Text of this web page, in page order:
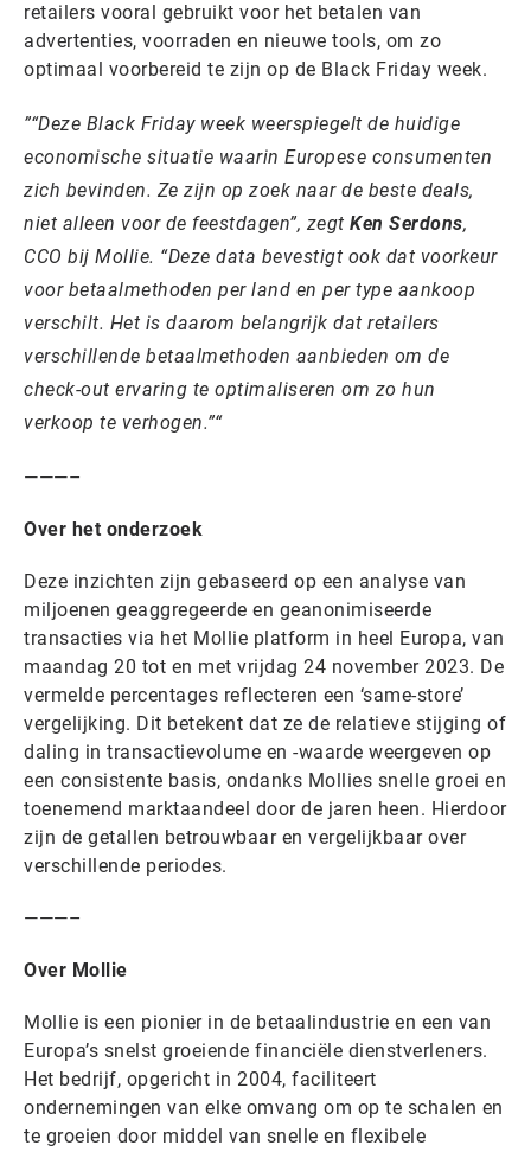
retailers vooral gebruikt voor het betalen van
advertenties, voorraden en nieuwe tools, om zo
optimaal voorbereid te zijn op de Black Friday week.
“Deze Black Friday week weerspiegelt de huidige
economische situatie waarin Europese consumenten
zich bevinden. Ze zijn op zoek naar de beste deals,
niet alleen voor de feestdagen”, zegt Ken Serdons,
CCO bij Mollie. “Deze data bevestigt ook dat voorkeur
voor betaalmethoden per land en per type aankoop
verschilt. Het is daarom belangrijk dat retailers
verschillende betaalmethoden aanbieden om de
check-out ervaring te optimaliseren om zo hun
verkoop te verhogen.”
———–
Over het onderzoek
Deze inzichten zijn gebaseerd op een analyse van
miljoenen geaggregeerde en geanonimiseerde
transacties via het Mollie platform in heel Europa, van
maandag 20 tot en met vrijdag 24 november 2023. De
vermelde percentages reflecteren een ‘same-store’
vergelijking. Dit betekent dat ze de relatieve stijging of
daling in transactievolume en -waarde weergeven op
een consistente basis, ondanks Mollies snelle groei en
toenemend marktaandeel door de jaren heen. Hierdoor
zijn de getallen betrouwbaar en vergelijkbaar over
verschillende periodes.
———–
Over Mollie
Mollie is een pionier in de betaalindustrie en een van
Europa’s snelst groeiende financiële dienstverleners.
Het bedrijf, opgericht in 2004, faciliteert
ondernemingen van elke omvang om op te schalen en
te groeien door middel van snelle en flexibele